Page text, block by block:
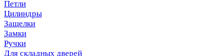
Петли
Цилиндры
Защелки
Замки
Ручки
Для складных дверей